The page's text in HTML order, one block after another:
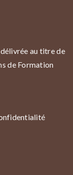
au titre de
de Formation